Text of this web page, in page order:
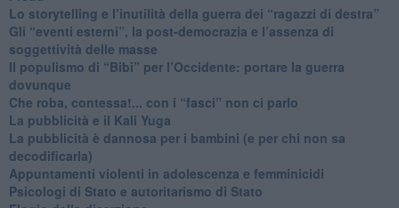
​Lo storytelling e l’inutilità della guerra dei “ragazzi di destra”
​Gli “eventi esterni”, la post-democrazia e l’assenza di
soggettività delle masse
​Il populismo di “Bibi” per l’Occidente: portare la guerra
dovunque
​Che roba, contessa!... con i “fasci” non ci parlo
La pubblicità e il Kali Yuga
​La pubblicità è dannosa per i bambini (e per chi non sa
decodificarla)
​Appuntamenti violenti in adolescenza e femminicidi
​Psicologi di Stato e autoritarismo di Stato